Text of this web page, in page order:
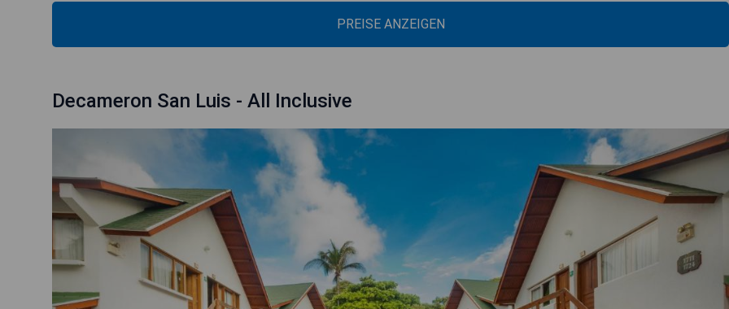
PREISE ANZEIGEN
Decameron San Luis - All Inclusive